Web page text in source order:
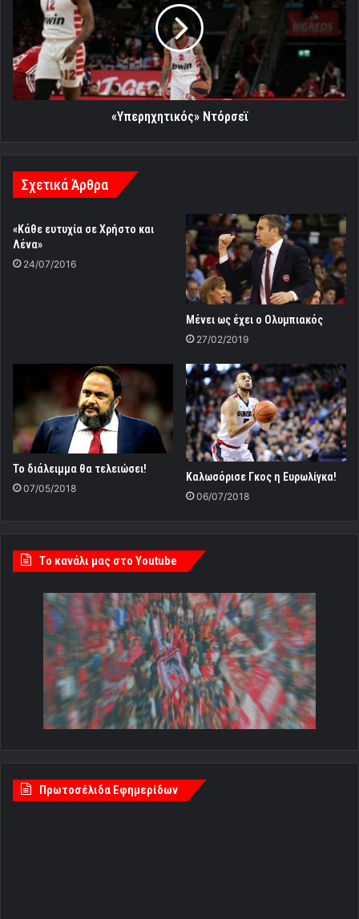
«Υπερηχητικός» Ντόρσεϊ
Σχετικά Άρθρα
«Κάθε ευτυχία σε Χρήστο και
Λένα»
24/07/2016
Μένει ως έχει ο Ολυμπιακός
27/02/2019
Το διάλειμμα θα τελειώσει!
07/05/2018
Καλωσόρισε Γκος η Ευρωλίγκα!
06/07/2018
Tο κανάλι μας στο Youtube
Πρωτοσέλιδα Εφημερίδων